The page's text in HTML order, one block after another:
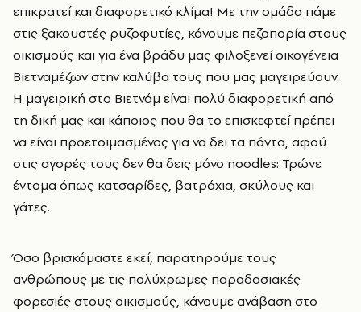
επικρατεί και διαφορετικό κλίμα! Με την ομάδα πάμε
στις ξακουστές ρυζοφυτίες, κάνουμε πεζοπορία στους
οικισμούς και για ένα βράδυ μας φιλοξενεί οικογένεια
Βιετναμέζων στην καλύβα τους που μας μαγειρεύουν.
Η μαγειρική στο Βιετνάμ είναι πολύ διαφορετική από
τη δική μας και κάποιος που θα το επισκεφτεί πρέπει
να είναι προετοιμασμένος για να δει τα πάντα, αφού
στις αγορές τους δεν θα δεις μόνο noodles: Τρώνε
έντομα όπως κατσαρίδες, βατράχια, σκύλους και
γάτες.
Όσο βρισκόμαστε εκεί, παρατηρούμε τους
ανθρώπους με τις πολύχρωμες παραδοσιακές
φορεσιές στους οικισμούς, κάνουμε ανάβαση στο